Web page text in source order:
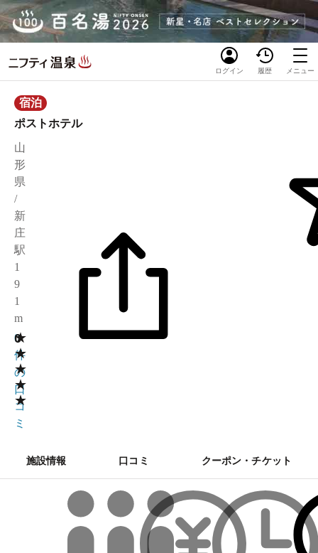
ログイン 履歴 メニュー
宿泊
ポストホテル
山
形
県
/
新
庄
駅
1
9
1
m
★
★
★
★
★
0
0
件
の
口
コ
ミ
施設情報 口コミ クーポン・チケット